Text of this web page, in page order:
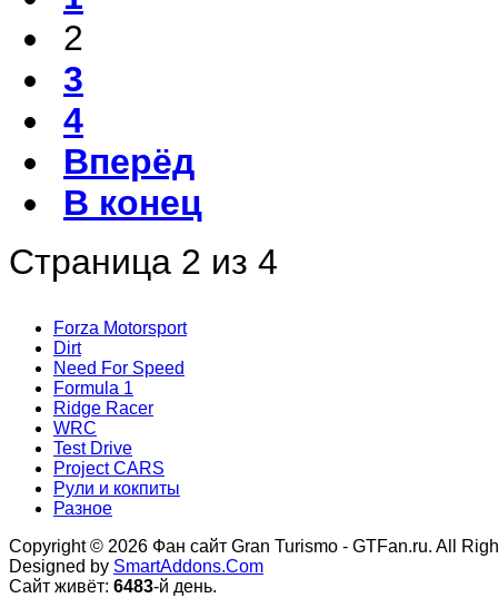
2
3
4
Вперёд
В конец
Страница 2 из 4
Forza Motorsport
Dirt
Need For Speed
Formula 1
Ridge Racer
WRC
Test Drive
Project CARS
Рули и кокпиты
Разное
Copyright © 2026 Фан сайт Gran Turismo - GTFan.ru. All
Designed by SmartAddons.Com
Сайт живёт: 6483-й день.